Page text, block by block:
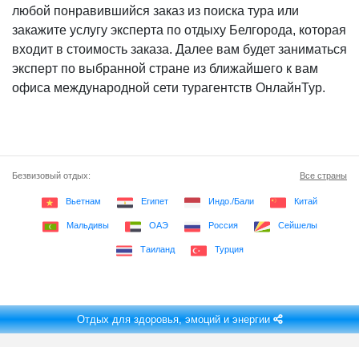
любой понравившийся заказ из поиска тура или
закажите услугу эксперта по отдыху Белгорода, которая
входит в стоимость заказа. Далее вам будет заниматься
эксперт по выбранной стране из ближайшего к вам
офиса международной сети турагентств ОнлайнТур.
Безвизовый отдых: Все страны
Вьетнам Египет Индо./Бали Китай
Мальдивы ОАЭ Россия Сейшелы
Таиланд Турция
Отдых для здоровья, эмоций и энергии